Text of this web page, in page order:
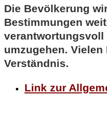
Die Bevölkerung
Bestimmungen
verantwortungsvoll
umzugehen. Vielen
Verständnis.
Link zur